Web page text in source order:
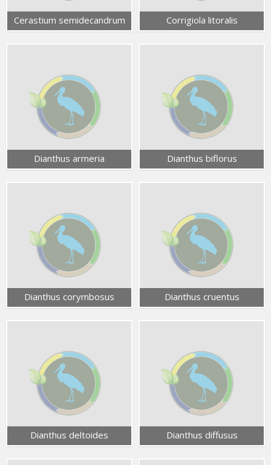
Cerastium semidecandrum Corrigiola litoralis
Dianthus armeria Dianthus biflorus
Dianthus corymbosus Dianthus cruentus
Dianthus deltoides Dianthus diffusus